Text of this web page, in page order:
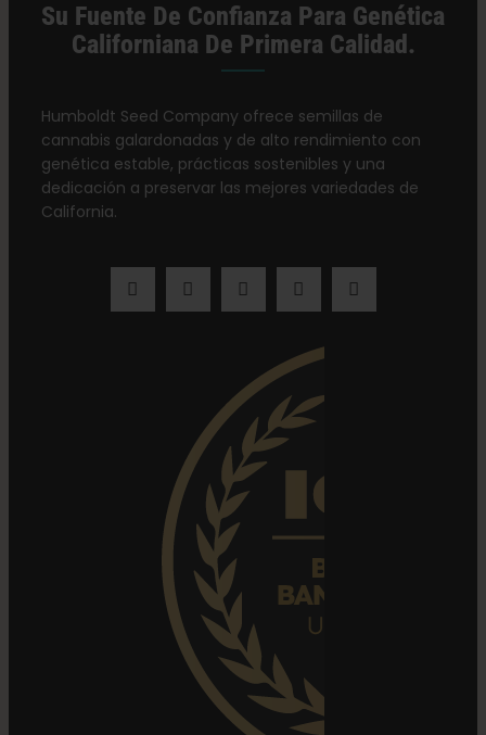
Su Fuente De Confianza Para Genética
Californiana De Primera Calidad.
Humboldt Seed Company ofrece semillas de
cannabis galardonadas y de alto rendimiento con
genética estable, prácticas sostenibles y una
dedicación a preservar las mejores variedades de
California.